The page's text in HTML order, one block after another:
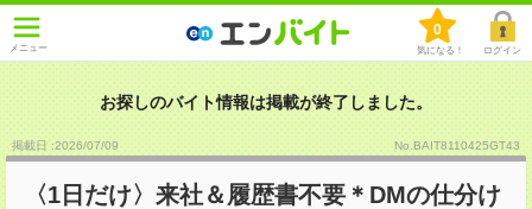
メニュー
0
気になる！ ログイン
お探しのバイト情報は掲載が終了しました。
掲載日 :2026/07/09 No.BAIT8110425GT43
〈1日だけ〉来社＆履歴書不要＊DMの仕分け